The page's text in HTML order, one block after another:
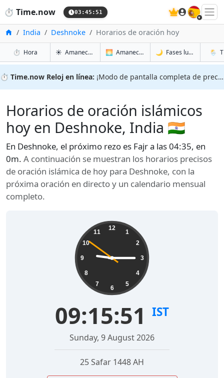
⏱️ Time.now 03:45:52 🇪🇸
InicioIndia Deshnoke Horarios de oración hoy
⏱️ Horaen Deshnoke
☀️ Amanecer y atardecer en Deshnoke
🌅 Amanecer y atardecer mañana en
🌙 Fases lunares en
🌦️
⏱️ Time.now Reloj en línea: ¡Modo de pantalla completa de precisión!
Horarios de oración islámicos
hoy en Deshnoke, India 🇮🇳
En Deshnoke, el próximo rezo es Fajr a las 04:35, en
0m. A continuación se muestran los horarios precisos
de oración islámica de hoy para Deshnoke, con la
próxima oración en directo y un calendario mensual
completo.
12
1
2
3
4
5
6
7
8
9
10
11
09:15:52 IST
Sunday, 9 August 2026
25 Safar 1448 AH